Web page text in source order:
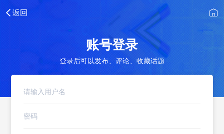
账号登录
登录后可以发布、评论、收藏话题